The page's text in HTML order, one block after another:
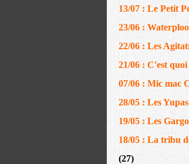
13/07 : Le Petit
23/06 :
22/06 : Les
21/06 : C'est
07/06 : Mic mac
28/05 : Les
19/05 : Les
18/05 : La tribu
(27)